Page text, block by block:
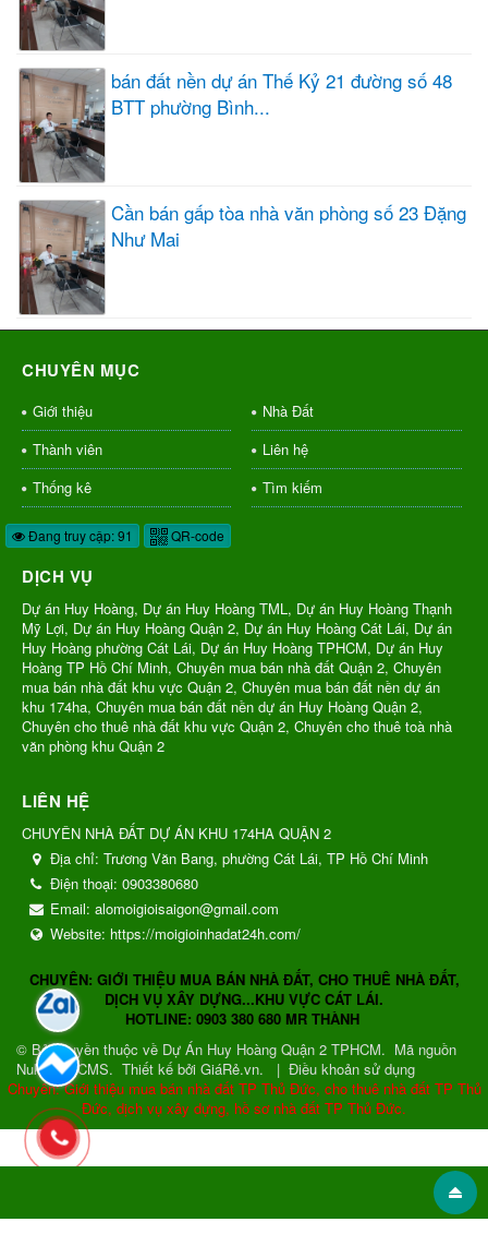
bán đất nền dự án Thế Kỷ 21 đường số 48
BTT phường Bình...
Cần bán gấp tòa nhà văn phòng số 23 Đặng
Như Mai
CHUYÊN MỤC
Giới thiệu
Nhà Đất
Thành viên
Liên hệ
Thống kê
Tìm kiếm
Đang truy cập: 91 QR-code
DỊCH VỤ
Dự án Huy Hoàng, Dự án Huy Hoàng TML, Dự án Huy Hoàng Thạnh
Mỹ Lợi, Dự án Huy Hoàng Quận 2, Dự án Huy Hoàng Cát Lái, Dự án
Huy Hoàng phường Cát Lái, Dự án Huy Hoàng TPHCM, Dự án Huy
Hoàng TP Hồ Chí Minh, Chuyên mua bán nhà đất Quận 2, Chuyên
mua bán nhà đất khu vực Quận 2, Chuyên mua bán đất nền dự án
khu 174ha, Chuyên mua bán đất nền dự án Huy Hoàng Quận 2,
Chuyên cho thuê nhà đất khu vực Quận 2, Chuyên cho thuê toà nhà
văn phòng khu Quận 2
LIÊN HỆ
CHUYÊN NHÀ ĐẤT DỰ ÁN KHU 174HA QUẬN 2
Địa chỉ: Trương Văn Bang, phường Cát Lái, TP Hồ Chí Minh
Điện thoại: 0903380680
Email: alomoigioisaigon@gmail.com
Website: https://moigioinhadat24h.com/
CHUYÊN: GIỚI THIỆU MUA BÁN NHÀ ĐẤT, CHO THUÊ NHÀ ĐẤT,
DỊCH VỤ XÂY DỰNG...KHU VỰC CÁT LÁI.
HOTLINE: 0903 380 680 MR THÀNH
© Bản quyền thuộc về Dự Án Huy Hoàng Quận 2 TPHCM. Mã nguồn
NukeViet CMS. Thiết kế bởi GiáRẻ.vn. | Điều khoản sử dụng
Chuyên: Giới thiệu mua bán nhà đất TP Thủ Đức, cho thuê nhà đất TP Thủ
Đức, dịch vụ xây dựng, hồ sơ nhà đất TP Thủ Đức.